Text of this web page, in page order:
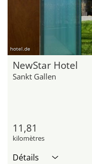
hotel.de
NewStar Hotel
Sankt Gallen
11,81
kilomètres
Détails